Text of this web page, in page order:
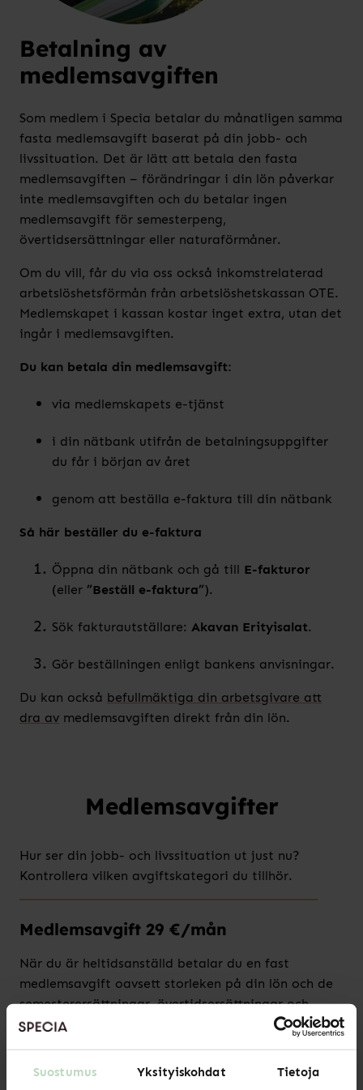
Suostumus Yksityiskohdat Tietoja
Betalning av
medlemsavgiften
Som medlem i Specia betalar du månatligen samma
fasta medlemsavgift baserat på din jobb- och
livssituation. Det är lätt att betala den fasta
medlemsavgiften – förändringar i din lön påverkar
inte medlemsavgiften och du betalar ingen
medlemsavgift för semesterpeng,
övertidsersättningar eller naturaförmåner.
Om du vill, får du via oss också inkomstrelaterad
arbetslöshetsförmån från arbetslöshetskassan OTE.
Medlemskapet i kassan kostar inget extra, utan det
ingår i medlemsavgiften.
Du kan betala din medlemsavgift:
via medlemskapets e-tjänst
i din nätbank utifrån de betalningsuppgifter
du får i början av året
genom att beställa e-faktura till din nätbank
Så här beställer du e-faktura
Öppna din nätbank och gå till E-fakturor
(eller ”Beställ e-faktura”).
Sök fakturautställare: Akavan Erityisalat.
Gör beställningen enligt bankens anvisningar.
Du kan också befullmäktiga din arbetsgivare att
dra av medlemsavgiften direkt från din lön.
Medlemsavgifter
Hur ser din jobb- och livssituation ut just nu?
Kontrollera vilken avgiftskategori du tillhör.
Medlemsavgift 29 €/mån
När du är heltidsanställd betalar du en fast
medlemsavgift oavsett storleken på din lön och de
semesterersättningar, övertidsersättningar och
naturaförmåner som du får under året. Avgiften